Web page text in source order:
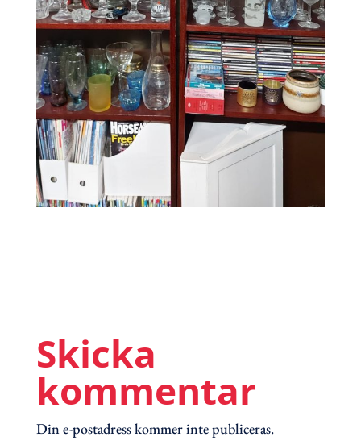
Skicka
kommentar
Din e-postadress kommer inte publiceras.